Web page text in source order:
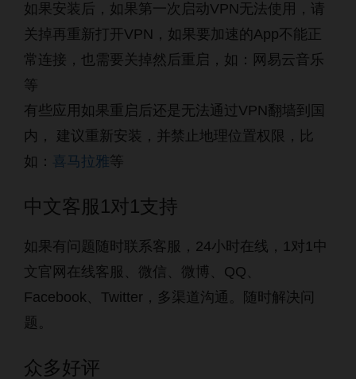
如果安装后，如果第一次启动VPN无法使用，请
关掉再重新打开VPN，如果要加速的App不能正
常连接，也需要关掉然后重启，如：网易云音乐
等
有些应用如果重启后还是无法通过VPN翻墙到国
内， 建议重新安装，并禁止地理位置权限，比
如：
喜马拉雅等
中文客服1对1支持
如果有问题随时联系客服，24小时在线，1对1中
文官网在线客服、微信、微博、QQ、
Facebook、Twitter，多渠道沟通。随时解决问
题。
众多好评